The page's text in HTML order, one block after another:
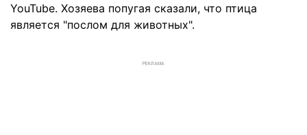
YouTube. Хозяева попугая сказали, что птица
является "послом для животных".
РЕКЛАМА